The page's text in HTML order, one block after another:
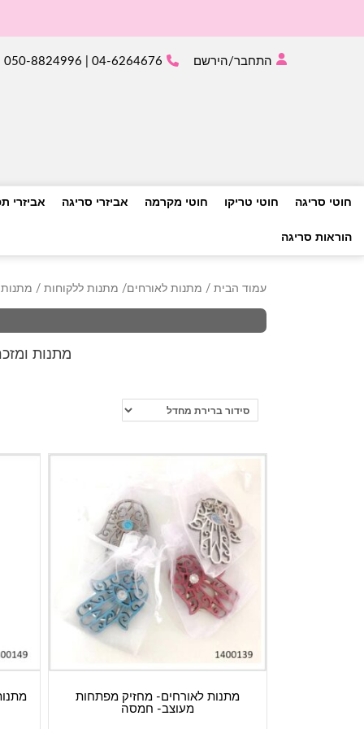
התחבר/הירשם 04-6264676 | 050-8824996
חוטי סריגה חוטי טריקו חוטי מקרמה אביזרי סריגה אביזרי
הוראות סריגה
עמוד הבית / מתנות לאורחים/ מתנות ללקוחות / מתנות
מתנות
מתנות לאורחים- מחזיק מפתחות
מעוצב- חמסה